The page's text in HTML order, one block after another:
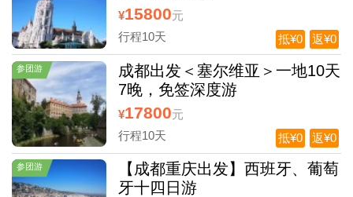
¥15800元
行程10天
返¥0
抵¥0
参团游
成都出发＜塞尔维亚＞一地10天
7晚，免签深度游
¥17800元
行程10天
返¥0
抵¥0
参团游
【成都重庆出发】西班牙、葡萄
牙十四日游